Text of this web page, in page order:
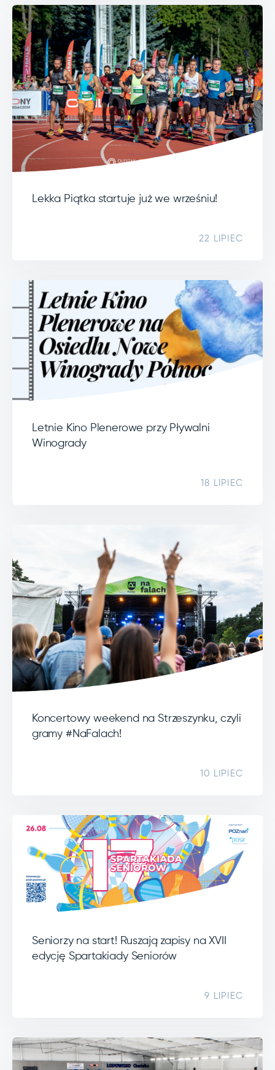
Lekka Piątka startuje już we wrześniu!
22 LIPIEC
Letnie Kino Plenerowe przy Pływalni
Winogrady
18 LIPIEC
Koncertowy weekend na Strzeszynku, czyli
gramy #NaFalach!
10 LIPIEC
Seniorzy na start! Ruszają zapisy na XVII
edycję Spartakiady Seniorów
9 LIPIEC